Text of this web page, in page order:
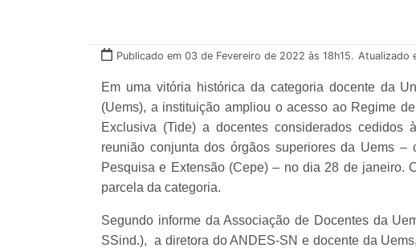
Publicado em 03 de Fevereiro de 2022 às 18h15. Atualizado
Em uma vitória histórica da categoria docente da
(Uems), a instituição ampliou o acesso ao Regime
Exclusiva (Tide) a docentes considerados cedidos
reunião conjunta dos órgãos superiores da Uems
Pesquisa e Extensão (Cepe) – no dia 28 de janeiro.
parcela da categoria.
Segundo informe da Associação de Docentes da
SSind.), a diretora do ANDES-SN e docente da